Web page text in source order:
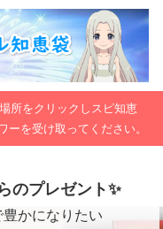
所をクリックしスピ知恵
を受け取ってください。
のプレゼント✨
かになりたい